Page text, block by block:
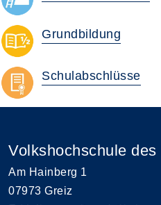
Grundbildung
Schulabschlüsse
Volkshochschule
Am Hainberg 1
07973 Greiz